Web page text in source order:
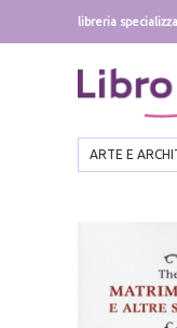
libreria
ARTE E